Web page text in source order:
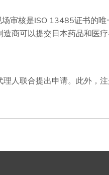
审核是ISO 13485证书的唯
商可以提交日本药品和医
人联合提出申请。此外，